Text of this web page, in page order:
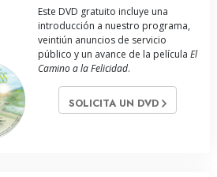
Este DVD gratuito incluye una
introducción a nuestro programa,
veintiún anuncios de servicio
público y un avance de la película El
Camino a la Felicidad.
SOLICITA UN DVD